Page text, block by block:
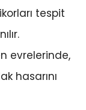
tespit
evrelerinde,
hasarını